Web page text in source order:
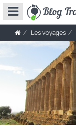
Les voyages